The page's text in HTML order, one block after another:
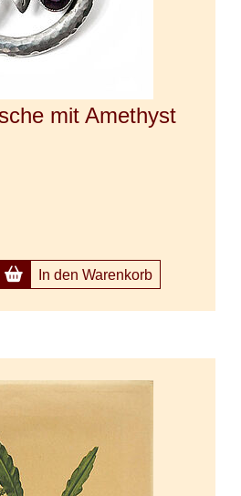
mit Amethyst
In den Warenkorb